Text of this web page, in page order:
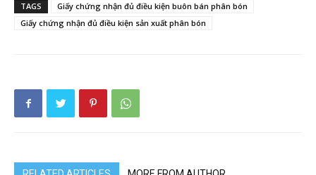
TAGS
Giấy chứng nhận đủ điều kiện buôn bán phân bón
Giấy chứng nhận đủ điều kiện sản xuất phân bón